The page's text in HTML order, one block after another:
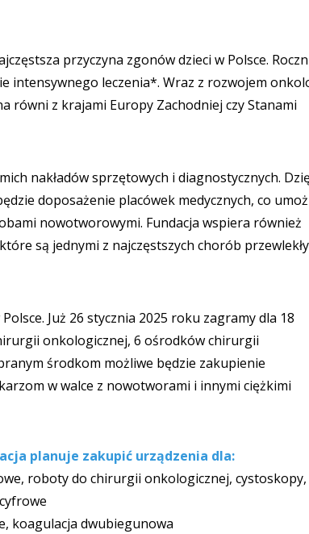
przyczyna zgonów dzieci w Polsce.
intensywnego leczenia*. Wraz z rozwojem
równi z krajami Europy Zachodniej czy Stanami
nakładów sprzętowych i diagnostycznych.
doposażenie placówek medycznych, co
nowotworowymi. Fundacja wspiera również
są jednymi z najczęstszych chorób
Już 26 stycznia 2025 roku zagramy dla 18
onkologicznej, 6 ośrodków chirurgii
środkom możliwe będzie zakupienie
w walce z nowotworami i innymi ciężkimi
planuje zakupić urządzenia dla:
roboty do chirurgii onkologicznej, cystoskopy,
koagulacja dwubiegunowa